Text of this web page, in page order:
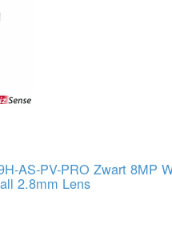
AS-PV-PRO Zwart 8MP
2.8mm Lens